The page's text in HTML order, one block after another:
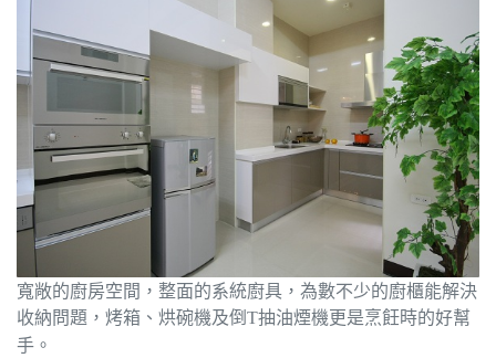
寬敞的廚房空間，整面的系統廚具，為數不少的廚櫃能解決
收納問題，烤箱、烘碗機及倒T抽油煙機更是烹飪時的好幫
手。